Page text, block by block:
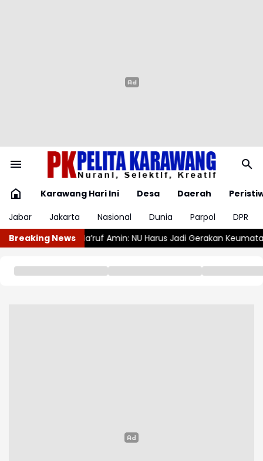
Karawang Hari Ini Desa Daerah
Jabar
Jakarta Nasional Dunia Parpol
DPR
Breaking News
NU Harus Jadi Gerakan Keumatan, Kebangsaan, dan